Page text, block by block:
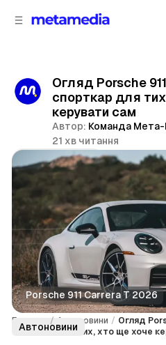
Огляд Porsche
спорткар для
керувати сам
Автор: Команда
21 хв читання
Поділитися
Porsche 911 Carrera T 2026
Головна / Автоновини / Огляд
спорткар для тих, хто ще хоче
Автоновини